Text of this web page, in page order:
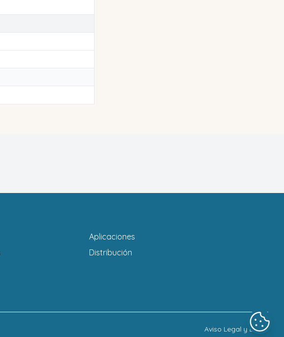
Aplicaciones
Distribución
Aviso Legal y LOPD